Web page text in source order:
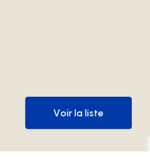
Voir la liste
Voir la liste